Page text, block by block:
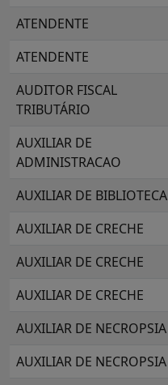
ATENDENTE
ATENDENTE
AUDITOR FISCAL
TRIBUTÁRIO
AUXILIAR DE
ADMINISTRACAO
AUXILIAR DE BIBLIOTECA
AUXILIAR DE CRECHE
AUXILIAR DE CRECHE
AUXILIAR DE CRECHE
AUXILIAR DE NECROPSIA
AUXILIAR DE NECROPSIA